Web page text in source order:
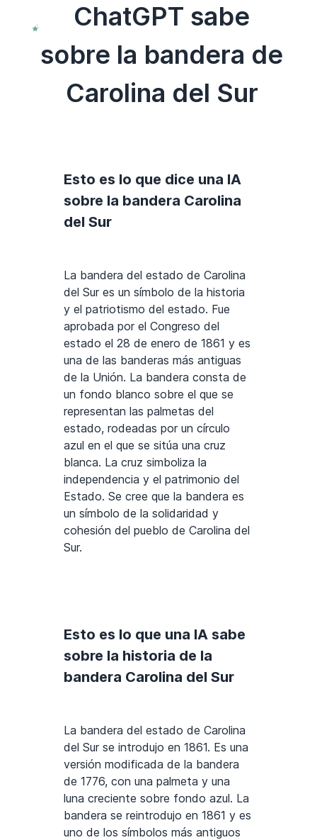
ChatGPT sabe
sobre la bandera de
Carolina del Sur
Esto es lo que dice una IA
sobre la bandera Carolina
del Sur
La bandera del estado de Carolina
del Sur es un símbolo de la historia
y el patriotismo del estado. Fue
aprobada por el Congreso del
estado el 28 de enero de 1861 y es
una de las banderas más antiguas
de la Unión. La bandera consta de
un fondo blanco sobre el que se
representan las palmetas del
estado, rodeadas por un círculo
azul en el que se sitúa una cruz
blanca. La cruz simboliza la
independencia y el patrimonio del
Estado. Se cree que la bandera es
un símbolo de la solidaridad y
cohesión del pueblo de Carolina del
Sur.
Esto es lo que una IA sabe
sobre la historia de la
bandera Carolina del Sur
La bandera del estado de Carolina
del Sur se introdujo en 1861. Es una
versión modificada de la bandera
de 1776, con una palmeta y una
luna creciente sobre fondo azul. La
bandera se reintrodujo en 1861 y es
uno de los símbolos más antiguos